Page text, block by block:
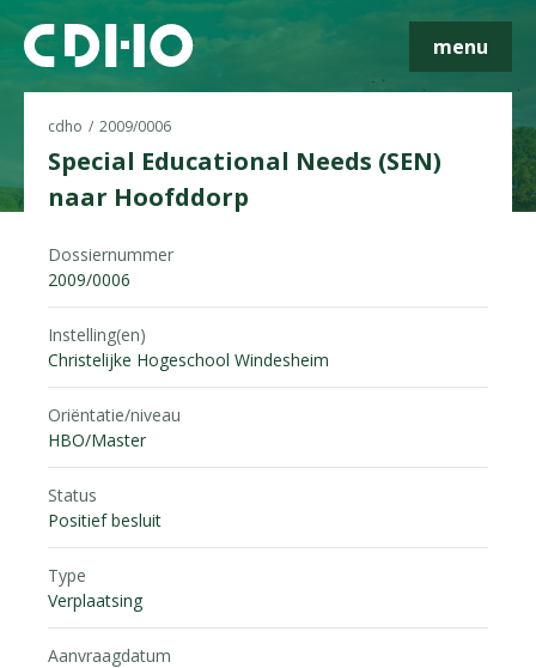
Skip navigatie
menu
cdho 2009/0006
Special Educational Needs (SEN)
naar Hoofddorp
Dossiernummer
2009/0006
Instelling(en)
Christelijke Hogeschool Windesheim
Oriëntatie/niveau
HBO/Master
Status
Positief besluit
Type
Verplaatsing
Aanvraagdatum